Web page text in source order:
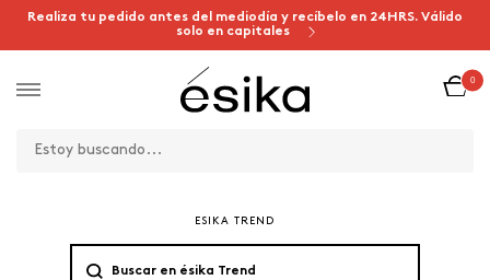
Realiza tu pedido antes del mediodía y recíbelo en 24HRS. Válido
solo en capitales
0
ESIKA TREND